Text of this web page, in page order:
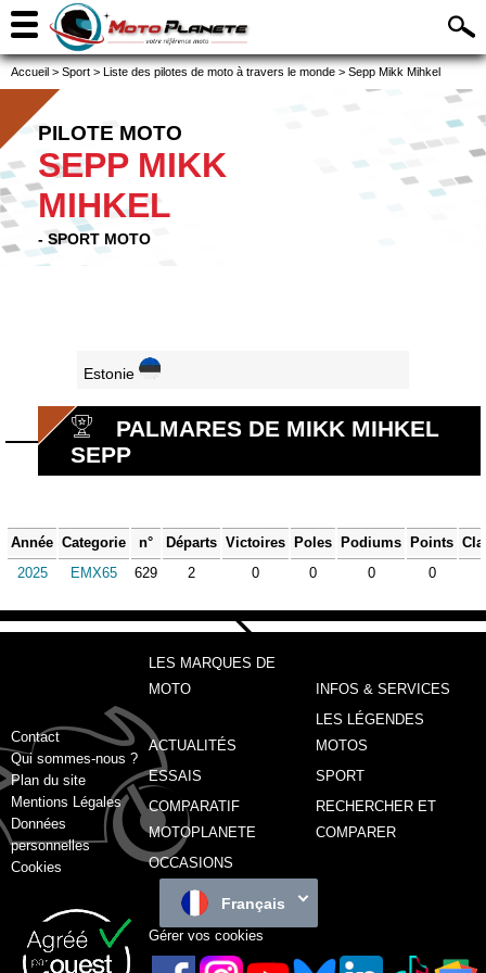
Accueil > Sport > Liste des pilotes de moto à travers le monde > Sepp Mikk Mihkel
PILOTE MOTO
SEPP MIKK
MIHKEL
- SPORT MOTO
Estonie
PALMARES DE MIKK MIHKEL
SEPP
Année Categorie n° Départs Victoires Poles Podiums Points
2025
EMX65 629 2 0 0 0 0
Contact
Qui sommes-nous ?
Plan du site
Mentions Légales
Données
personnelles
Cookies
LES MARQUES DE
MOTO
INFOS & SERVICES
ACTUALITÉS
LES LÉGENDES
MOTOS
ESSAIS
SPORT
COMPARATIF
MOTOPLANETE
RECHERCHER ET
COMPARER
OCCASIONS
Français
Gérer vos cookies